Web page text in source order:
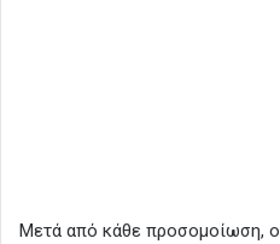
Μετά από κάθε προσομοίωση, ο